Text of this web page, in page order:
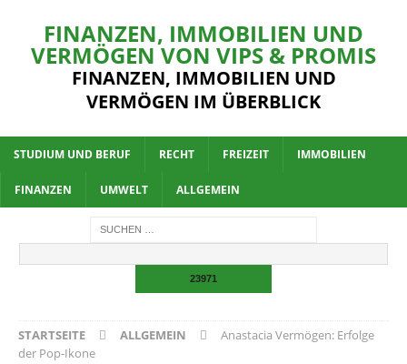
FINANZEN, IMMOBILIEN UND
VERMÖGEN VON VIPS & PROMIS
FINANZEN, IMMOBILIEN UND
VERMÖGEN IM ÜBERBLICK
STUDIUM UND BERUF RECHT FREIZEIT IMMOBILIEN
FINANZEN UMWELT ALLGEMEIN
STARTSEITE ALLGEMEIN
Anastacia Vermögen: Erfolge
der Pop-Ikone